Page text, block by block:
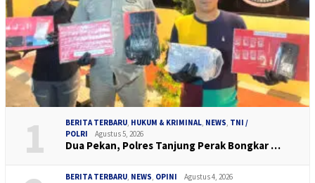
1 BERITA TERBARU, HUKUM & KRIMINAL, NEWS, TNI /
POLRI
Agustus 5, 2026
Dua Pekan, Polres Tanjung Perak Bongkar …
BERITA TERBARU, NEWS, OPINI Agustus 4, 2026